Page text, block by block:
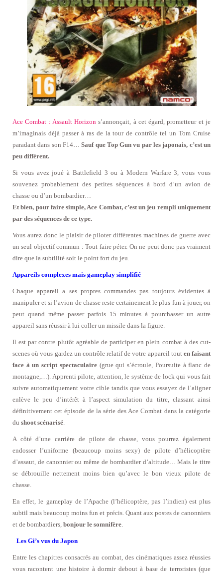
Ace Combat : Assault Horizon s’annonçait, à cet égard, prometteur et je
m’imaginais déjà passer à ras de la tour de contrôle tel un Tom Cruise
paradant dans son F14…Sauf que Top Gun vu par les japonais, c’est un
peu différent.
Si vous avez joué à Battlefield 3 ou à Modern Warfare 3, vous vous
souvenez probablement des petites séquences à bord d’un avion de
chasse ou d’un bombardier…
Et bien, pour faire simple, Ace Combat, c’est un jeu rempli uniquement
par des séquences de ce type.
Vous aurez donc le plaisir de piloter différentes machines de guerre avec
un seul objectif commun : Tout faire péter. On ne peut donc pas vraiment
dire que la subtilité soit le point fort du jeu.
Appareils complexes mais gameplay simplifié
Chaque appareil a ses propres commandes pas toujours évidentes à
manipuler et si l’avion de chasse reste certainement le plus fun à jouer, on
peut quand même passer parfois 15 minutes à pourchasser un autre
appareil sans réussir à lui coller un missile dans la figure.
Il est par contre plutôt agréable de participer en plein combat à des cut-
scenes où vous gardez un contrôle relatif de votre appareil tout en faisant
face à un script spectaculaire(grue qui s’écroule, Poursuite à flanc de
montagne,…). Apprenti pilote, attention, le système de lock qui vous fait
suivre automatiquement votre cible tandis que vous essayez de l’aligner
enlève le peu d’intérêt à l’aspect simulation du titre, classant ainsi
définitivement cet épisode de la série des Ace Combat dans la catégorie
du shoot scénarisé.
A côté d’une carrière de pilote de chasse, vous pourrez également
endosser l’uniforme (beaucoup moins sexy) de pilote d’hélicoptère
d’assaut, de canonnier ou même de bombardier d’altitude… Mais le titre
se débrouille nettement moins bien qu’avec le bon vieux pilote de
chasse.
En effet, le gameplay de l’Apache (l’hélicoptère, pas l’indien) est plus
subtil mais beaucoup moins fun et précis. Quant aux postes de canonniers
et de bombardiers, bonjour le somnifère.
Les Gi’s vus du Japon
Entre les chapitres consacrés au combat, des cinématiques assez réussies
vous racontent une histoire à dormir debout à base de terroristes (que